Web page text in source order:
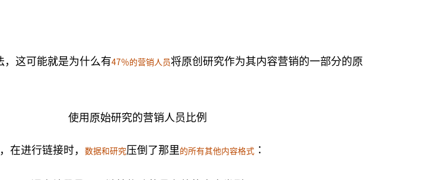
这可能就是为什么有47％的营销人员将原创研究作为其内容营销的一部分的原
在进行链接时， 数据和研究压倒了那里 的所有其他内容格式 ：